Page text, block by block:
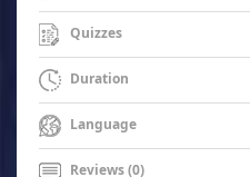
Quizzes
Duration
Language
Reviews (0)